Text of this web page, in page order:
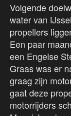
Volgende
water van
propellers
Een paar
een Engelse
Graas was er
graag zijn
gaat deze
motorrijders